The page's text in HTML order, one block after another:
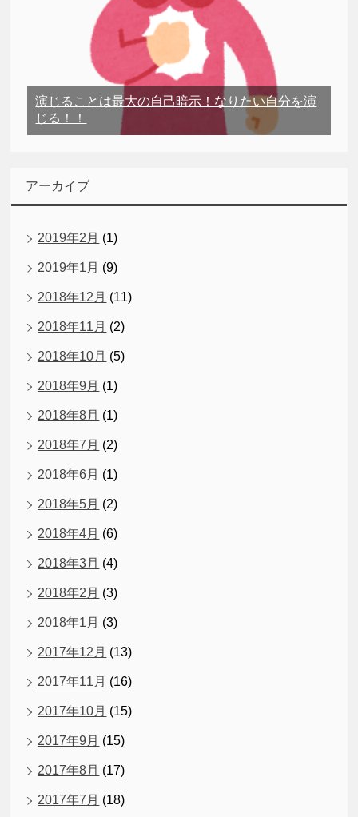
演じることは最大の自己暗示！なりたい自分を演
じる！！
アーカイブ
2019年2月 (1)
2019年1月 (9)
2018年12月 (11)
2018年11月 (2)
2018年10月 (5)
2018年9月 (1)
2018年8月 (1)
2018年7月 (2)
2018年6月 (1)
2018年5月 (2)
2018年4月 (6)
2018年3月 (4)
2018年2月 (3)
2018年1月 (3)
2017年12月 (13)
2017年11月 (16)
2017年10月 (15)
2017年9月 (15)
2017年8月 (17)
2017年7月 (18)